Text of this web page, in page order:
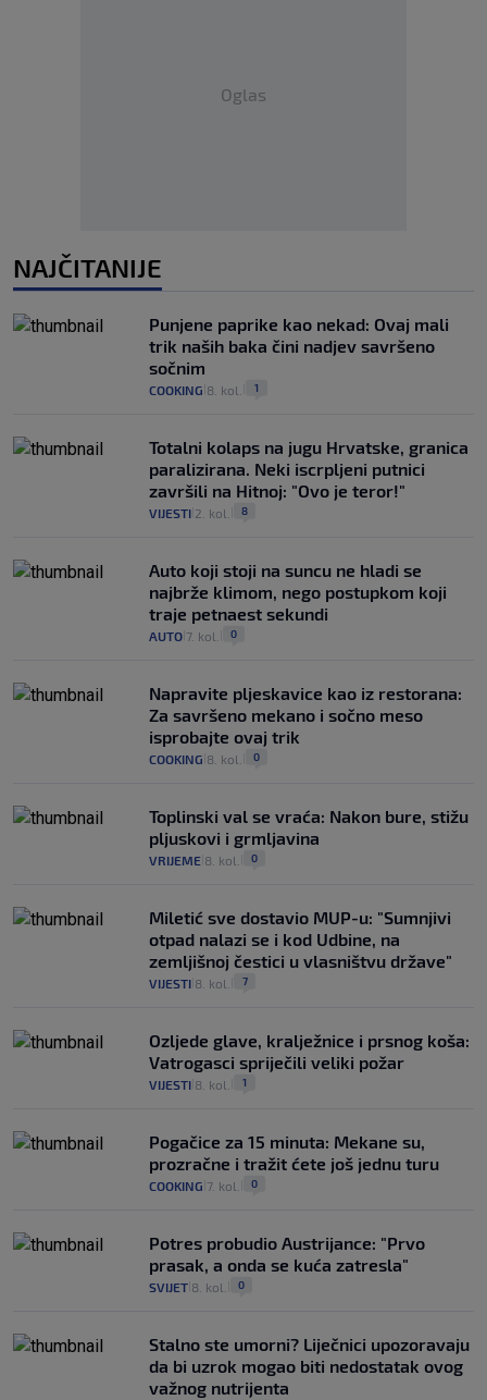
Oglas
NAJČITANIJE
Punjene paprike kao nekad: Ovaj mali
trik naših baka čini nadjev savršeno
sočnim
COOKING 8. kol. 1
Totalni kolaps na jugu Hrvatske, granica
paralizirana. Neki iscrpljeni putnici
završili na Hitnoj: "Ovo je teror!"
VIJESTI 2. kol. 8
Auto koji stoji na suncu ne hladi se
najbrže klimom, nego postupkom koji
traje petnaest sekundi
AUTO 7. kol. 0
Napravite pljeskavice kao iz restorana:
Za savršeno mekano i sočno meso
isprobajte ovaj trik
COOKING 8. kol. 0
Toplinski val se vraća: Nakon bure, stižu
pljuskovi i grmljavina
VRIJEME 8. kol. 0
Miletić sve dostavio MUP-u: "Sumnjivi
otpad nalazi se i kod Udbine, na
zemljišnoj čestici u vlasništvu države"
VIJESTI 8. kol. 7
Ozljede glave, kralježnice i prsnog koša:
Vatrogasci spriječili veliki požar
VIJESTI 8. kol. 1
Pogačice za 15 minuta: Mekane su,
prozračne i tražit ćete još jednu turu
COOKING 7. kol. 0
Potres probudio Austrijance: "Prvo
prasak, a onda se kuća zatresla"
SVIJET 8. kol. 0
Stalno ste umorni? Liječnici upozoravaju
da bi uzrok mogao biti nedostatak ovog
važnog nutrijenta